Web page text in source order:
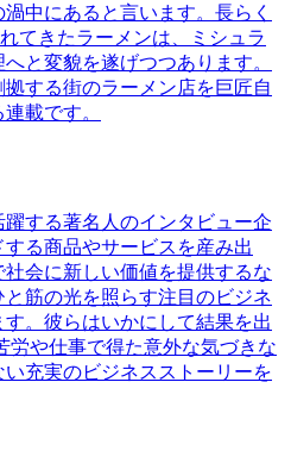
中にあると言います。長らく
てきたラーメンは、ミシュラ
と変貌を遂げつつあります。
する街のラーメン店を巨匠自
載です。
する著名人のインタビュー企
る商品やサービスを産み出
会に新しい価値を提供するな
筋の光を照らす注目のビジネ
。彼らはいかにして結果を出
労や仕事で得た意外な気づきな
充実のビジネスストーリーを